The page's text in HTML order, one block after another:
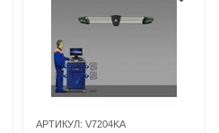
АРТИКУЛ: V7204KA